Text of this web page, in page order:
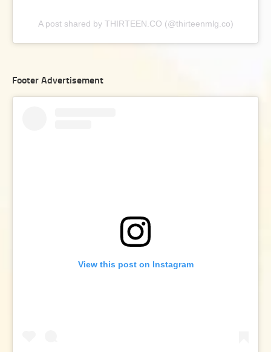
A post shared by THIRTEEN.CO (@thirteenmlg.co)
Footer Advertisement
View this post on Instagram